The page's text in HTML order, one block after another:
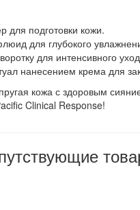
для подготовки кожи.
для глубокого
для интенсивного
нанесением крема для
кожа с здоровым
Clinical Response!